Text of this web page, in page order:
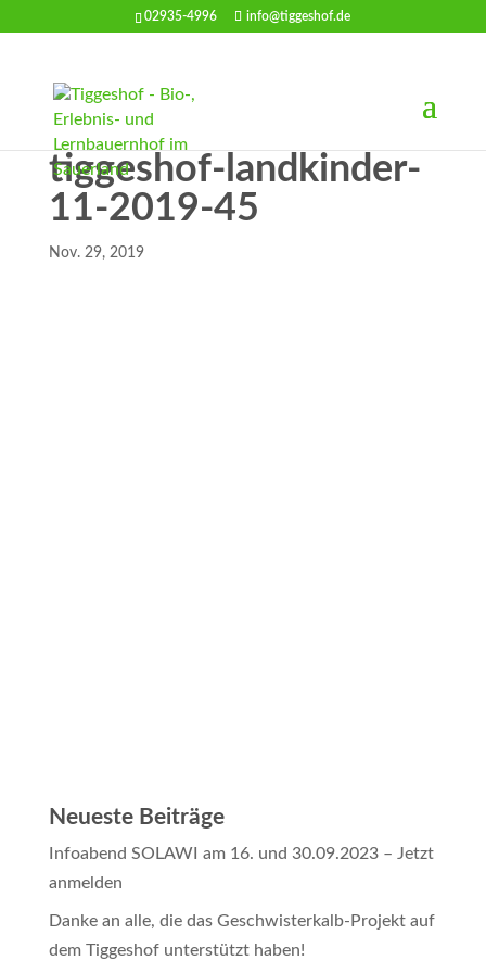
02935-4996 info@tiggeshof.de
tiggeshof-landkinder-
11-2019-45
Nov. 29, 2019
Neueste Beiträge
Infoabend SOLAWI am 16. und 30.09.2023 – Jetzt
anmelden
Danke an alle, die das Geschwisterkalb-Projekt auf
dem Tiggeshof unterstützt haben!